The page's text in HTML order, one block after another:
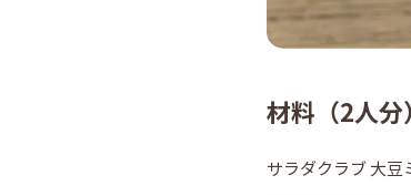
材料（2人分）
サラダクラブ 大豆